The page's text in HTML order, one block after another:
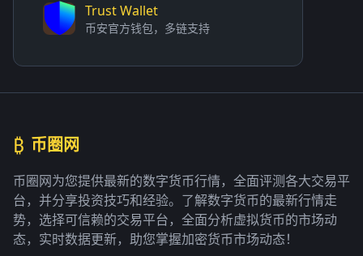
Trust Wallet
币安官方钱包，多链支持
₿ 币圈网
币圈网为您提供最新的数字货币行情，全面评测各大交易平
台，并分享投资技巧和经验。了解数字货币的最新行情走
势，选择可信赖的交易平台，全面分析虚拟货币的市场动
态，实时数据更新，助您掌握加密货币市场动态！